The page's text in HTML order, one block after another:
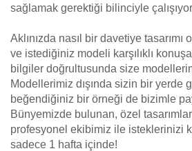
sağlamak gerektiği bilinciyle
Aklınızda nasıl bir davetiye
ve istediğiniz modeli karşılıklı
bilgiler doğrultusunda size
Modellerimiz dışında sizin bir yerde
beğendiğiniz bir örneği de bizimle
Bünyemizde bulunan, özel
profesyonel ekibimiz ile isteklerinizi
sadece 1 hafta içinde!